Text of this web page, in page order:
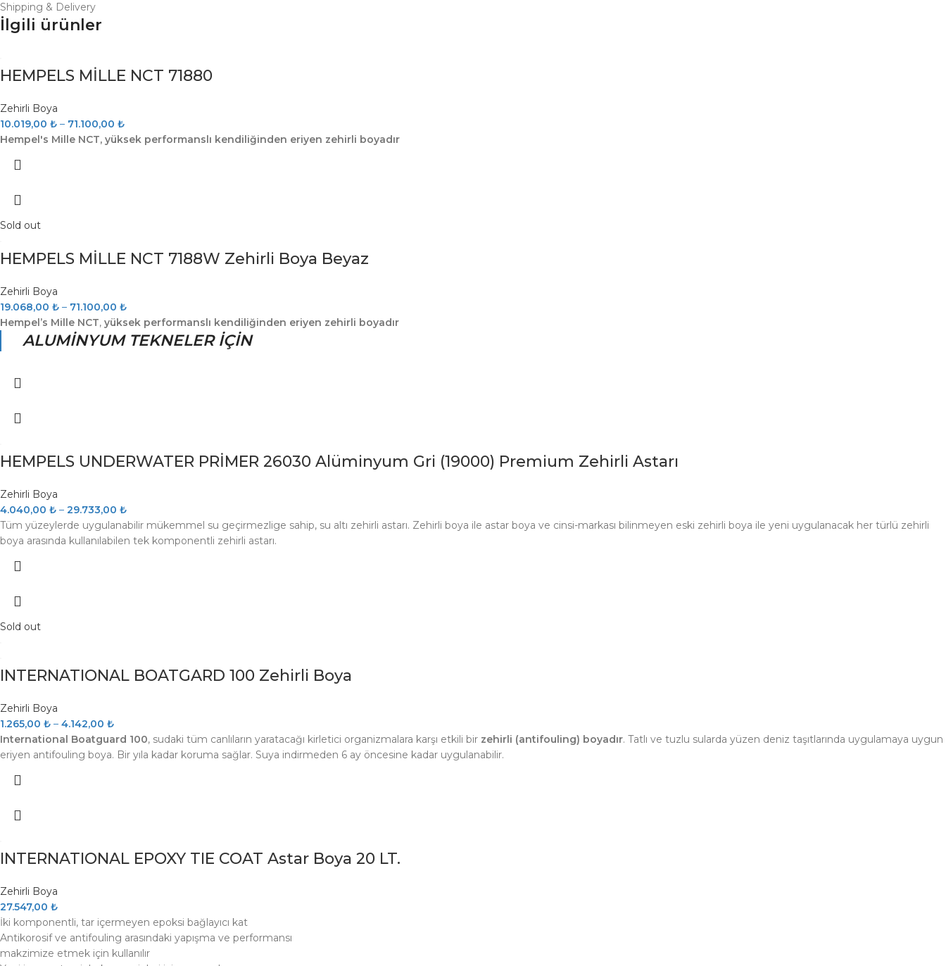
Shipping & Delivery
İlgili ürünler
HEMPELS MİLLE NCT 71880
Zehirli Boya
10.019,00 ₺ – 71.100,00 ₺
Hempel's Mille NCT, yüksek performanslı kendiliğinden eriyen zehirli boyadır
Sold out
HEMPELS MİLLE NCT 7188W Zehirli Boya Beyaz
Zehirli Boya
19.068,00 ₺ – 71.100,00 ₺
Hempel’s Mille NCT, yüksek performanslı kendiliğinden eriyen zehirli boyadır
ALUMİNYUM TEKNELER İÇİN
HEMPELS UNDERWATER PRİMER 26030 Alüminyum Gri (19000) Premium Zehirli Astarı
Zehirli Boya
4.040,00 ₺ – 29.733,00 ₺
Tüm yüzeylerde uygulanabilir mükemmel su geçirmezlige sahip, su altı zehirli astarı. Zehirli boya ile astar boya ve cinsi-markası bilinmeyen eski zehirli boya ile yeni uygulanacak her türlü zehirli
boya arasında kullanılabilen tek komponentli zehirli astarı.
Sold out
INTERNATIONAL BOATGARD 100 Zehirli Boya
Zehirli Boya
1.265,00 ₺ – 4.142,00 ₺
International Boatguard 100, sudaki tüm canlıların yaratacağı kirletici organizmalara karşı etkili bir zehirli (antifouling) boyadır. Tatlı ve tuzlu sularda yüzen deniz taşıtlarında uygulamaya uygun
eriyen antifouling boya. Bir yıla kadar koruma sağlar. Suya indirmeden 6 ay öncesine kadar uygulanabilir.
INTERNATIONAL EPOXY TIE COAT Astar Boya 20 LT.
Zehirli Boya
27.547,00 ₺
İki komponentli, tar içermeyen epoksi bağlayıcı kat
Antikorosif ve antifouling arasındaki yapışma ve performansı
makzimize etmek için kullanılır